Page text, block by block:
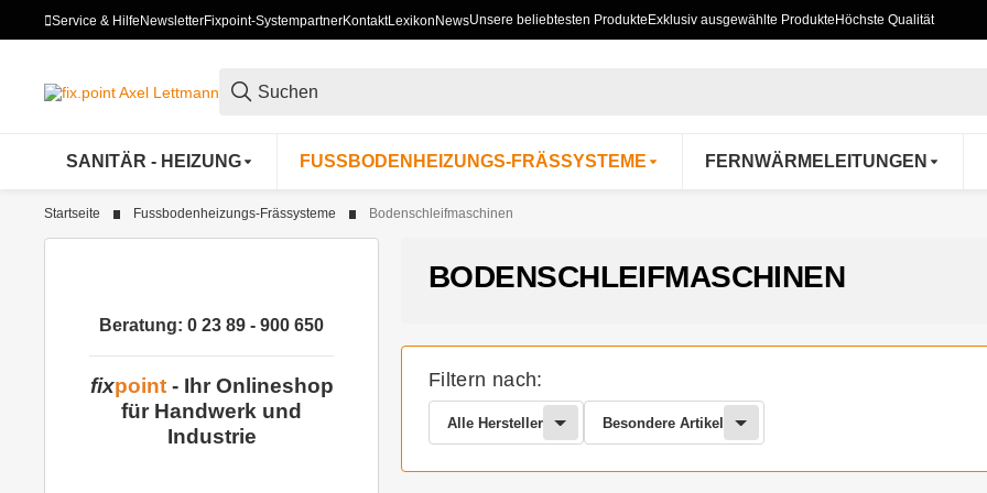
Service & HilfeNewsletterFixpoint-SystempartnerKontaktLexikonNewsUnsere beliebtesten Produkte Exklusiv ausgewählte Produkte Höchste Qualität
SANITÄR - HEIZUNG FUSSBODENHEIZUNGS-FRÄSSYSTEME FERNWÄRMELEITUNGEN
Startseite Fussbodenheizungs-Frässysteme Bodenschleifmaschinen
BODENSCHLEIFMASCHINEN
Filtern nach:
Alle Hersteller Besondere Artikel
Beratung: 0 23 89 - 900 650
fixpoint- Ihr Onlineshop
für Handwerk und
Industrie